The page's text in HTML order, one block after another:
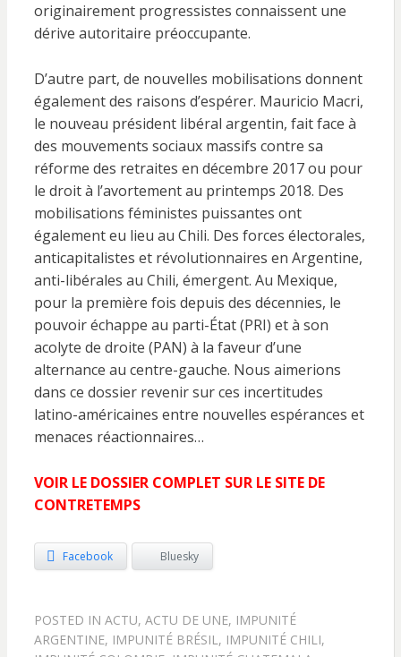
originairement progressistes connaissent une
dérive autoritaire préoccupante.
D’autre part, de nouvelles mobilisations donnent
également des raisons d’espérer. Mauricio Macri,
le nouveau président libéral argentin, fait face à
des mouvements sociaux massifs contre sa
réforme des retraites en décembre 2017 ou pour
le droit à l’avortement au printemps 2018. Des
mobilisations féministes puissantes ont
également eu lieu au Chili. Des forces électorales,
anticapitalistes et révolutionnaires en Argentine,
anti-libérales au Chili, émergent. Au Mexique,
pour la première fois depuis des décennies, le
pouvoir échappe au parti-État (PRI) et à son
acolyte de droite (PAN) à la faveur d’une
alternance au centre-gauche. Nous aimerions
dans ce dossier revenir sur ces incertitudes
latino-américaines entre nouvelles espérances et
menaces réactionnaires…
VOIR LE DOSSIER COMPLET SUR LE SITE DE
CONTRETEMPS
Facebook Bluesky
POSTED IN ACTU, ACTU DE UNE, IMPUNITÉ
ARGENTINE, IMPUNITÉ BRÉSIL , IMPUNITÉ CHILI,